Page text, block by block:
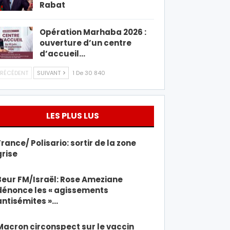
Rabat
Opération Marhaba 2026 :
ouverture d’un centre
d’accueil…
SUIVANT 1 De 30 840
LES PLUS LUS
Polisario: sortir de la zone
FM/Israël: Rose Ameziane
les « agissements
»…
circonspect sur le vaccin